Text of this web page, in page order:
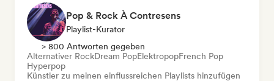
Pop & Rock À Contresens
Playlist-Kurator
> 800 Antworten gegeben
Alternativer RockDream PopElektropopFrench Pop
Hyperpop
Künstler zu meinen einflussreichen Playlists hinzufügen